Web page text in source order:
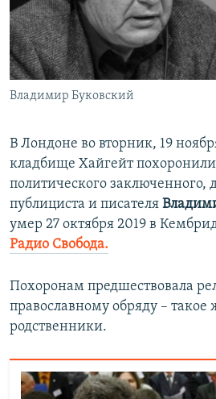
ПОБЕДИТЕЛЕЙ НЕ СУДЯТ?
КРЫМ.НЕПОКОРЕННЫЙ
ELIFBE
УКРАИНСКАЯ ПРОБЛЕМА КРЫМА
ПРИСОЕДИНЯЙТЕСЬ!
Владимир Буковский
В Лондоне во вторник, 19
кладбище Хайгейт
политического заключенного,
публициста и писателя
умер 27 октября 2019 в
Радио Свобода.
Похоронам предшествовала
православному обряду –
родственники.